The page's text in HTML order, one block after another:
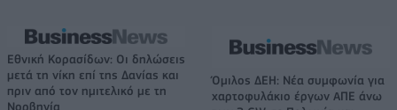
Εθνική Κορασίδων: Οι δηλώσεις
μετά τη νίκη επί της Δανίας και
πριν από τον ημιτελικό με τη
Νορβηγία
Όμιλος ΔΕΗ: Νέα συμφωνία για
χαρτοφυλάκιο έργων ΑΠΕ άνω